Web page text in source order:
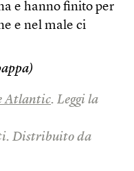
e hanno finito per
e nel male ci
Atlantic. Leggi la
Distribuito da